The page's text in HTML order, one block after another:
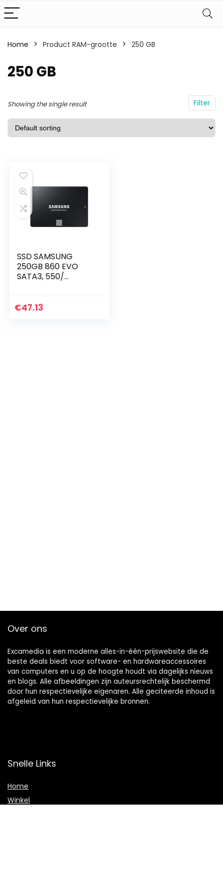
Home Product RAM-grootte 250 GB
250 GB
Filter
Showing the single result
SSD SAMSUNG
250GB 860 EVO
SATA3, 550/
€47.13
Over ons
Excamedia is een moderne alles-in-één-prijswebsite die de
beste deals biedt voor software- en hardwareaccessoires
van computers en u op de hoogte houdt via dagelijks nieuws
en blogs. Alle afbeeldingen zijn auteursrechtelijk beschermd
door hun respectievelijke eigenaren. Alle geciteerde inhoud is
afgeleid van hun respectievelijke bronnen.
Snelle Links
Home
Winkel